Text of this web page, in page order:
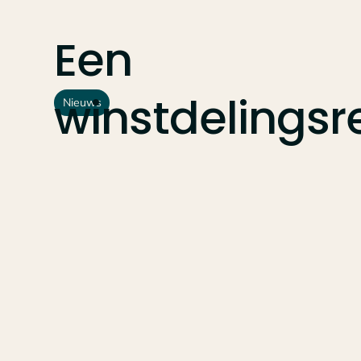
Een
Nieuws